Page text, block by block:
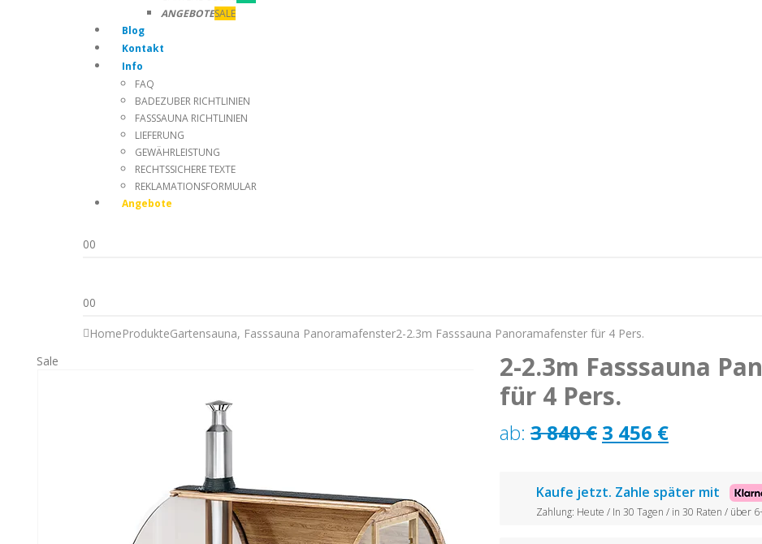
ANGEBOTESALE
Blog
Kontakt
Info
FAQ
BADEZUBER RICHTLINIEN
FASSSAUNA RICHTLINIEN
LIEFERUNG
GEWÄHRLEISTUNG
RECHTSSICHERE TEXTE
REKLAMATIONSFORMULAR
Angebote
00
00
HomeProdukteGartensauna, Fasssauna Panoramafenster2-2.3m Fasssauna Panoramafenster für 4 Pers.
Sale
2-2.3m Fasssauna
für 4 Pers.
ab: 3 840€ Ursprünglicher
war:
3
3 456 €Aktueller
ist:
3
Kaufe jetzt. Zahle später mit
Zahlung: Heute / In 30 Tagen / in 30 Raten / über